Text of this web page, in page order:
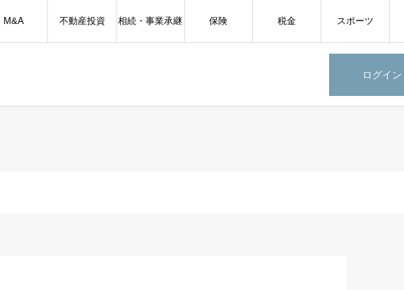
ログイン
M&A 不動産投資 相続・事業承継 保険 税金 スポーツ